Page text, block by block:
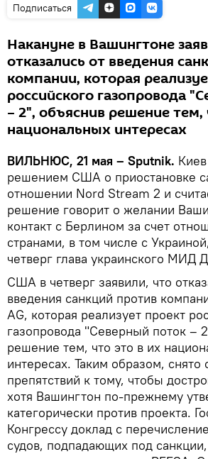
Подписаться
Накануне в Вашингтоне
отказались от введения
компании, которая
российского газопровода
– 2", объяснив решение тем,
национальных интересах
ВИЛЬНЮС, 21 мая – Sputnik.
решением США о приостановке
отношении Nord Stream 2 и
решение говорит о желании
контакт с Берлином за счет
странами, в том числе с
четверг глава украинского МИД
США в четверг заявили, что
введения санкций против
AG, которая реализует проект
газопровода "Северный поток –
решение тем, что это в их
интересах. Таким образом, снято
препятствий к тому, чтобы
хотя Вашингтон по-прежнему
категорически против проекта.
Конгрессу доклад с
судов, подпадающих под